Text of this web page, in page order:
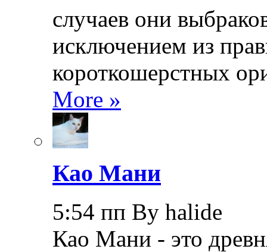
случаев они
исключением из
короткошерстных
More »
Као Мани
5:54 пп By halide
Као Мани - это